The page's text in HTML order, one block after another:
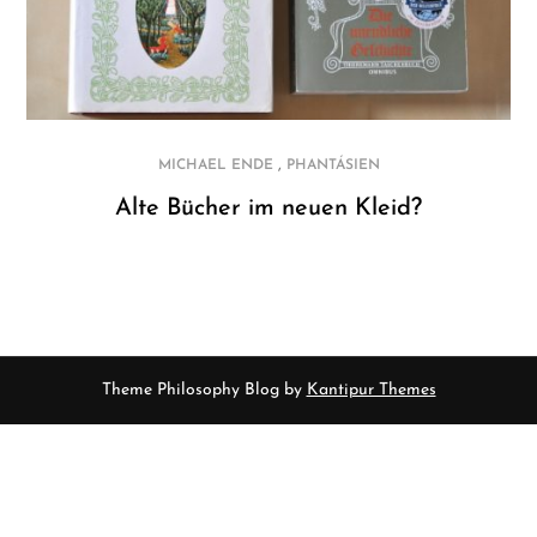
MICHAEL ENDE , PHANTÁSIEN
Alte Bücher im neuen Kleid?
Theme Philosophy Blog by Kantipur Themes